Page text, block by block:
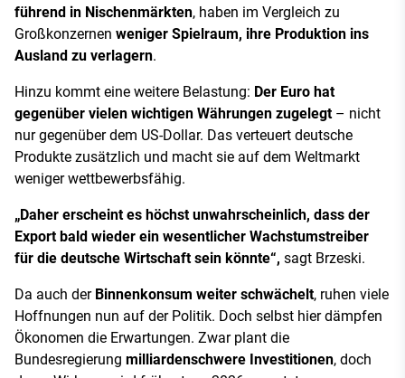
führend in Nischenmärkten, haben im Vergleich zu
Großkonzernen weniger Spielraum, ihre Produktion ins
Ausland zu verlagern.
Hinzu kommt eine weitere Belastung: Der Euro hat
gegenüber vielen wichtigen Währungen zugelegt– nicht
nur gegenüber dem US-Dollar. Das verteuert deutsche
Produkte zusätzlich und macht sie auf dem Weltmarkt
weniger wettbewerbsfähig.
„Daher erscheint es höchst unwahrscheinlich, dass der
Export bald wieder ein wesentlicher Wachstumstreiber
für die deutsche Wirtschaft sein könnte“, sagt Brzeski.
Da auch der Binnenkonsum weiter schwächelt, ruhen viele
Hoffnungen nun auf der Politik. Doch selbst hier dämpfen
Ökonomen die Erwartungen. Zwar plant die
Bundesregierung milliardenschwere Investitionen, doch